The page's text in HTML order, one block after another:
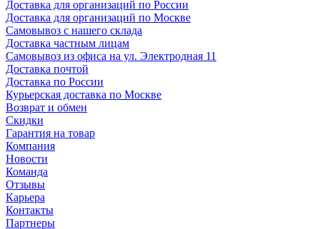
Доставка для организаций по России
Доставка для организаций по Москве
Самовывоз с нашего склада
Доставка частным лицам
Самовывоз из офиса на ул. Электродная 11
Доставка почтой
Доставка по России
Курьерская доставка по Москве
Возврат и обмен
Скидки
Гарантия на товар
Компания
Новости
Команда
Отзывы
Карьера
Контакты
Партнеры